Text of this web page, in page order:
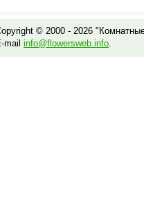
© 2000 - 2026
mail info@flowersweb.info.